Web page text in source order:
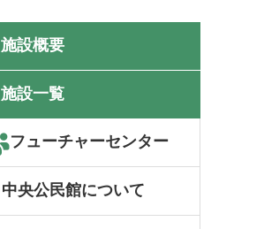
施設概要
施設一覧
フューチャーセンター
中央公民館について